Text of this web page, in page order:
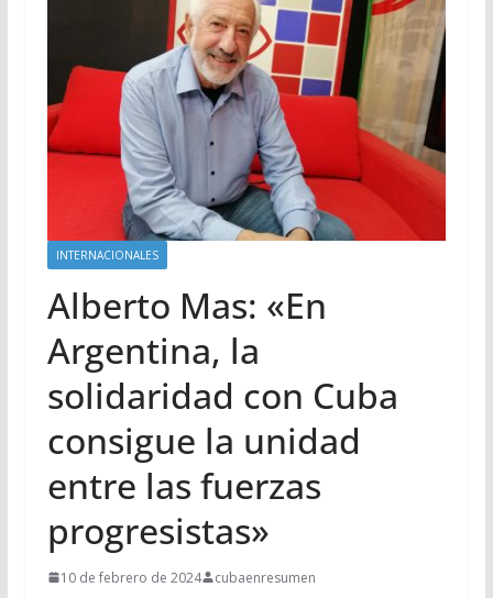
INTERNACIONALES
Alberto Mas: «En
Argentina, la
solidaridad con Cuba
consigue la unidad
entre las fuerzas
progresistas»
10 de febrero de 2024 cubaenresumen